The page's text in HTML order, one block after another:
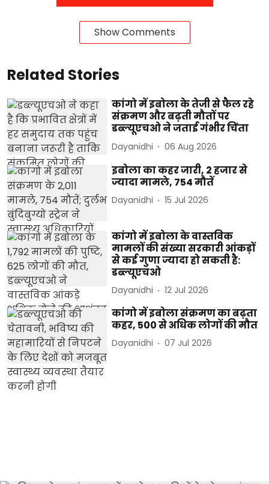
Show Comments
Related Stories
कांगो में इबोला के तेजी से फैल रहे
संक्रमण और बढ़ती मौतों पर
डब्ल्यूएचओ ने जताई गंभीर चिंता
Dayanidhi 06 Aug 2026
इबोला का कहर जारी, 2 हजार से
ज्यादा मामले, 754 मौतें
Dayanidhi 15 Jul 2026
कांगो में इबोला के वास्तविक
मामलों की संख्या सरकारी आंकड़ों
से कई गुणा ज्यादा हो सकती है:
डब्ल्यूएचओ
Dayanidhi 12 Jul 2026
कांगो में इबोला संक्रमण का बढ़ता
कहर, 500 से अधिक लोगों की मौत
Dayanidhi 07 Jul 2026